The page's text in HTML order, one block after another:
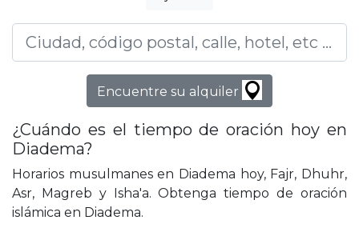
Encuentre su alquiler
¿Cuándo es el tiempo de oración hoy en
Diadema?
Horarios musulmanes en Diadema hoy, Fajr, Dhuhr,
Asr, Magreb y Isha'a. Obtenga tiempo de oración
islámica en Diadema.